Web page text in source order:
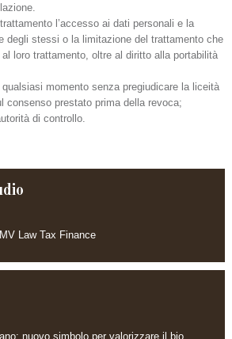
l’accesso ai dati personali e la
degli stessi o la limitazione del trattamento che
al loro trattamento, oltre al diritto alla portabilità
momento senza pregiudicare la liceità
consenso prestato prima della revoca;
di controllo.
Law Tax Finance
nuovo simbolo per valorizzare il bio